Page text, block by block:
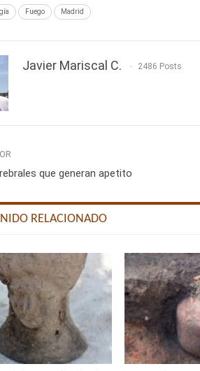
Fuego Madrid
Javier Mariscal C. 2486 Posts
que generan apetito
RELACIONADO